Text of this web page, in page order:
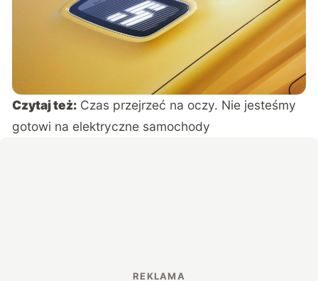
Czytaj też: Czas przejrzeć na oczy. Nie jesteśmy
gotowi na elektryczne samochody